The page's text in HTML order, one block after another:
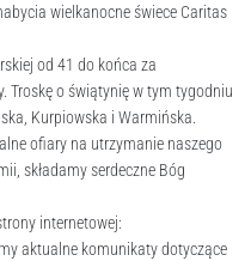
wielkanocne świece Caritas
od 41 do końca za
Troskę o świątynię w tym tygodniu
Kurpiowska i Warmińska.
ofiary na utrzymanie naszego
składamy serdeczne Bóg
internetowej:
aktualne komunikaty dotyczące